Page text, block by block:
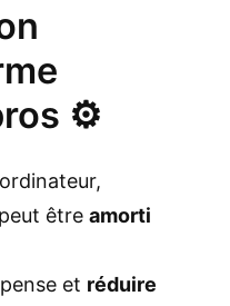
⚙️
être amorti
et réduire